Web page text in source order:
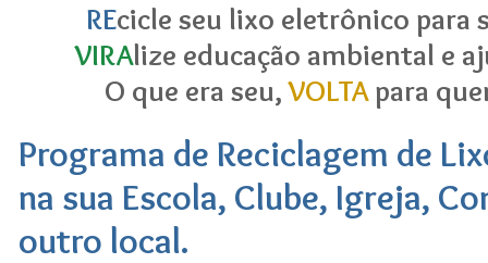
REcicle seu lixo eletrônico para
VIRAlize educação ambiental e
O que era seu,VOLTApara
Programa de Reciclagem de
na sua Escola, Clube, Igreja,
outro local.